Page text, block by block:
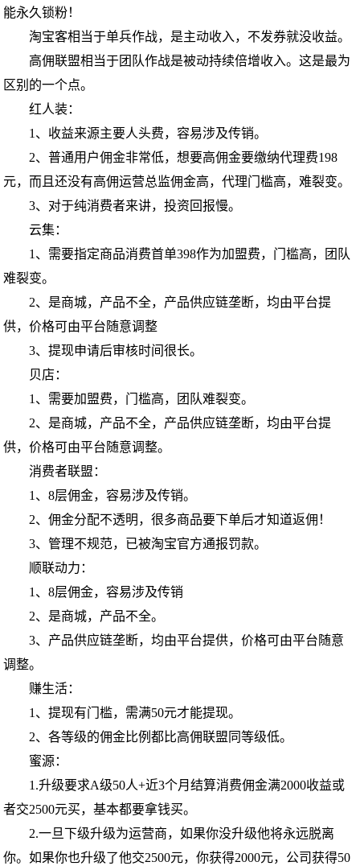
能永久锁粉！
淘宝客相当于单兵作战，是主动收入，不发券就没收益。
高佣联盟相当于团队作战是被动持续倍增收入。这是最为
区别的一个点。
红人装：
1、收益来源主要人头费，容易涉及传销。
2、普通用户佣金非常低，想要高佣金要缴纳代理费198
元，而且还没有高佣运营总监佣金高，代理门槛高，难裂变。
3、对于纯消费者来讲，投资回报慢。
云集：
1、需要指定商品消费首单398作为加盟费，门槛高，团队
难裂变。
2、是商城，产品不全，产品供应链垄断，均由平台提
供，价格可由平台随意调整
3、提现申请后审核时间很长。
贝店：
1、需要加盟费，门槛高，团队难裂变。
2、是商城，产品不全，产品供应链垄断，均由平台提
供，价格可由平台随意调整。
消费者联盟：
1、8层佣金，容易涉及传销。
2、佣金分配不透明，很多商品要下单后才知道返佣！
3、管理不规范，已被淘宝官方通报罚款。
顺联动力：
1、8层佣金，容易涉及传销
2、是商城，产品不全。
3、产品供应链垄断，均由平台提供，价格可由平台随意
调整。
赚生活：
1、提现有门槛，需满50元才能提现。
2、各等级的佣金比例都比高佣联盟同等级低。
蜜源：
1.升级要求A级50人+近3个月结算消费佣金满2000收益或
者交2500元买，基本都要拿钱买。
2.一旦下级升级为运营商，如果你没升级他将永远脱离
你。如果你也升级了他交2500元，你获得2000元，公司获得50